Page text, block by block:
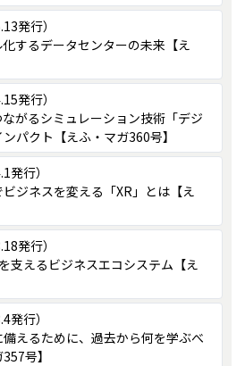
発行）
するデータセンターの未来【え
発行）
がるシミュレーション技術「デジ
パクト【えふ・マガ360号】
発行）
ジネスを変える「XR」とは【え
発行）
支えるビジネスエコシステム【え
発行）
えるために、過去から何を学ぶべ
号】